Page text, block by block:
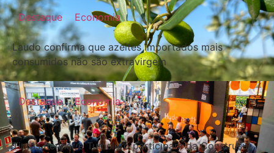
Destaque Economia
Laudo confirma que azeites importados mais
consumidos não são extravirgem
Destaque Economia
Tintas Renner e Tumelero participam da Construsul